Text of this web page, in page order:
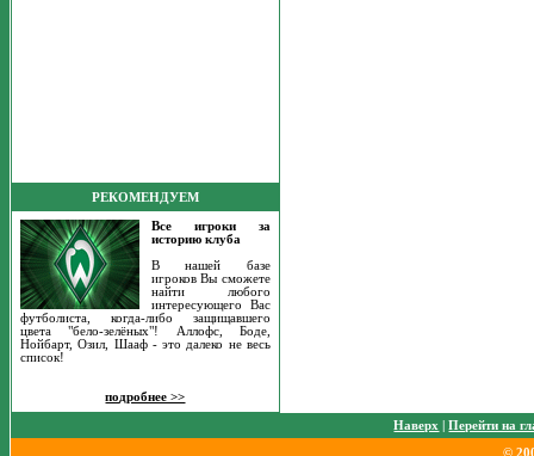
РЕКОМЕНДУЕМ
Все игроки за
историю клуба
В нашей базе
игроков Вы сможете
найти любого
интересующего Вас
футболиста, когда-либо защищавшего
цвета "бело-зелёных"! Аллофс, Боде,
Нойбарт, Озил, Шааф - это далеко не весь
список!
подробнее >>
Наверх |Перейти на
©